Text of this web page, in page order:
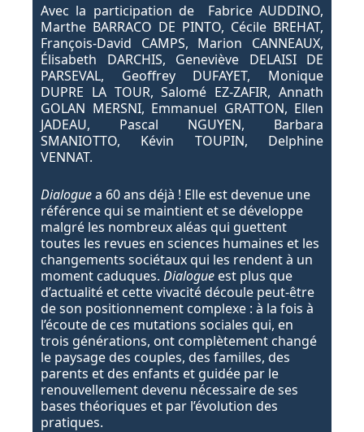
Avec la participation de Fabrice AUDDINO,
Marthe BARRACO DE PINTO, Cécile BREHAT,
François-David CAMPS, Marion CANNEAUX,
Élisabeth DARCHIS, Geneviève DELAISI DE
PARSEVAL, Geoffrey DUFAYET, Monique
DUPRE LA TOUR, Salomé EZ-ZAFIR, Annath
GOLAN MERSNI, Emmanuel GRATTON, Ellen
JADEAU, Pascal NGUYEN, Barbara
SMANIOTTO, Kévin TOUPIN, Delphine
VENNAT.
Dialoguea 60 ans déjà ! Elle est devenue une
référence qui se maintient et se développe
malgré les nombreux aléas qui guettent
toutes les revues en sciences humaines et les
changements sociétaux qui les rendent à un
moment caduques. Dialogue est plus que
d’actualité et cette vivacité découle peut-être
de son positionnement complexe : à la fois à
l’écoute de ces mutations sociales qui, en
trois générations, ont complètement changé
le paysage des couples, des familles, des
parents et des enfants et guidée par le
renouvellement devenu nécessaire de ses
bases théoriques et par l’évolution des
pratiques.